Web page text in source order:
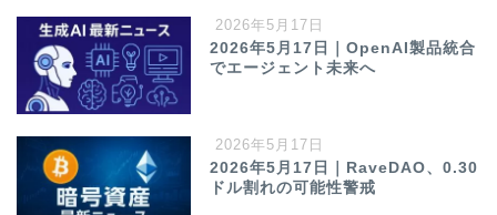
2026年5月17日
2026年5月17日｜OpenAI製品統合
でエージェント未来へ
2026年5月17日
2026年5月17日｜RaveDAO、0.30
ドル割れの可能性警戒